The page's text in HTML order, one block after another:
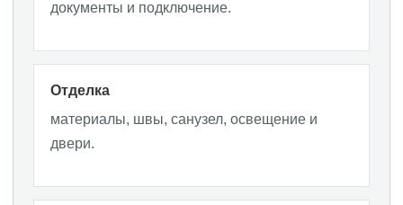
документы и подключение.
Отделка
материалы, швы, санузел, освещение и
двери.